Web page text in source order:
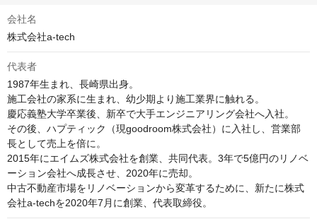
会社名
株式会社a-tech
代表者
1987年生まれ、長崎県出身。
施工会社の家系に生まれ、幼少期より施工業界に触れる。
慶応義塾大学卒業後、新卒で大手エンジニアリング会社へ入社。
その後、ハプティック（現goodroom株式会社）に入社し、営業部
⻑として売上を倍に。
2015年にエイムズ株式会社を創業、共同代表。3年で5億円のリノベ
ーション会社へ成長させ、2020年に売却。
中古不動産市場をリノベーションから変革するために、新たに株式
会社a-techを2020年7月に創業、代表取締役。